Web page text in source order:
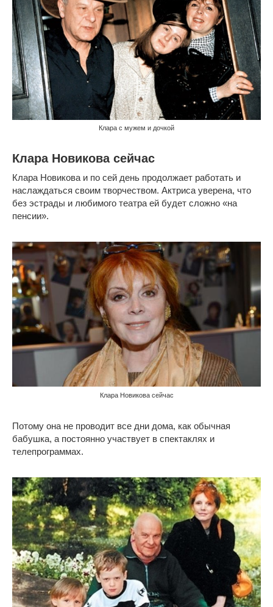
Клара с мужем и дочкой
Клара Новикова сейчас
Клара Новикова и по сей день продолжает работать и
наслаждаться своим творчеством. Актриса уверена, что
без эстрады и любимого театра ей будет сложно «на
пенсии».
Клара Новикова сейчас
Потому она не проводит все дни дома, как обычная
бабушка, а постоянно участвует в спектаклях и
телепрограммах.